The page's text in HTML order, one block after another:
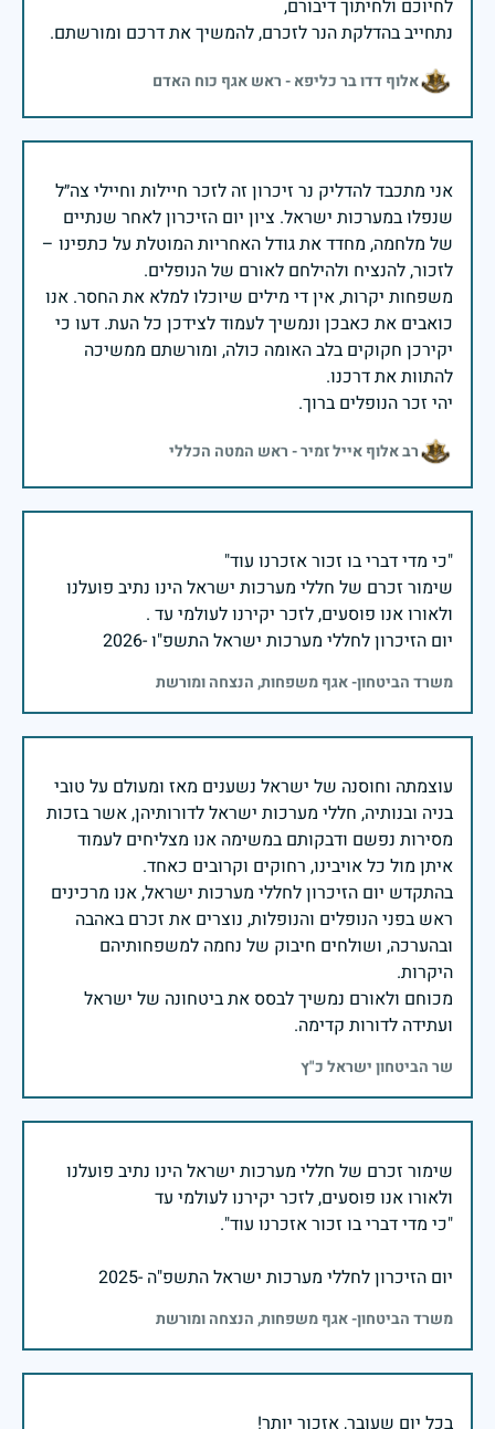
נתחייב בהדלקת הנר לזכרם, להמשיך את דרכם ומורשתם.
אלוף דדו בר כליפא - ראש אגף כוח האדם
אני מתכבד להדליק נר זיכרון זה לזכר חיילות וחיילי צה״ל
שנפלו במערכות ישראל. ציון יום הזיכרון לאחר שנתיים
של מלחמה, מחדד את גודל האחריות המוטלת על כתפינו –
משפחות יקרות, אין די מילים שיוכלו למלא את החסר. אנו
כואבים את כאבכן ונמשיך לעמוד לצידכן כל העת. דעו כי
יקירכן חקוקים בלב האומה כולה, ומורשתם ממשיכה
יהי זכר הנופלים ברוך.
רב אלוף אייל זמיר - ראש המטה הכללי
שימור זכרם של חללי מערכות ישראל הינו נתיב פועלנו
יום הזיכרון לחללי מערכות ישראל התשפ"ו -2026
משרד הביטחון- אגף משפחות, הנצחה ומורשת
עוצמתה וחוסנה של ישראל נשענים מאז ומעולם על טובי
בניה ובנותיה, חללי מערכות ישראל לדורותיהן, אשר בזכות
מסירות נפשם ודבקותם במשימה אנו מצליחים לעמוד
בהתקדש יום הזיכרון לחללי מערכות ישראל, אנו מרכינים
ראש בפני הנופלים והנופלות, נוצרים את זכרם באהבה
ובהערכה, ושולחים חיבוק של נחמה למשפחותיהם
מכוחם ולאורם נמשיך לבסס את ביטחונה של ישראל
ועתידה לדורות קדימה.
שר הביטחון ישראל כ"ץ
שימור זכרם של חללי מערכות ישראל הינו נתיב פועלנו
יום הזיכרון לחללי מערכות ישראל התשפ"ה -2025
משרד הביטחון- אגף משפחות, הנצחה ומורשת